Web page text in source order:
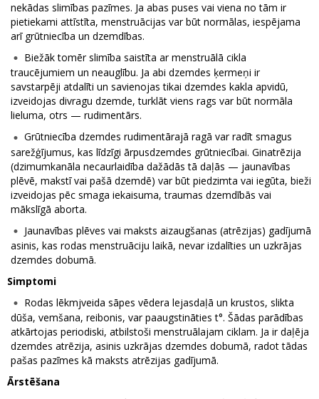
nekādas slimības pazīmes. Ja abas puses vai viena no tām ir
pietiekami attīstīta, menstruācijas var būt normālas, iespējama
arī grūtniecība un dzemdības.
Biežāk tomēr slimība saistīta ar menstruālā cikla
traucējumiem un neauglību. Ja abi dzemdes ķermeņi ir
savstarpēji atdalīti un savienojas tikai dzemdes kakla apvidū,
izveidojas divragu dzemde, turklāt viens rags var būt normāla
lieluma, otrs — rudimentārs.
Grūtniecība dzemdes rudimentārajā ragā var radīt smagus
sarežģījumus, kas līdzīgi ārpusdzemdes grūtniecībai. Ginatrēzija
(dzimumkanāla necaurlaidība dažādās tā daļās — jaunavības
plēvē, makstī vai pašā dzemdē) var būt piedzimta vai iegūta, bieži
izveidojas pēc smaga iekaisuma, traumas dzemdībās vai
mākslīgā aborta.
Jaunavības plēves vai maksts aizaugšanas (atrēzijas) gadījumā
asinis, kas rodas menstruāciju laikā, nevar izdalīties un uzkrājas
dzemdes dobumā.
Simptomi
Rodas lēkmjveida sāpes vēdera lejasdaļā un krustos, slikta
dūša, vemšana, reibonis, var paaugstināties t°. Šādas parādības
atkārtojas periodiski, atbilstoši menstruālajam ciklam. Ja ir daļēja
dzemdes atrēzija, asinis uzkrājas dzemdes dobumā, radot tādas
pašas pazīmes kā maksts atrēzijas gadījumā.
Ārstēšana